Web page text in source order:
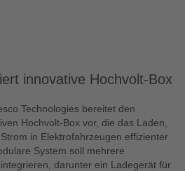
innovative Hochvolt-Box
Technologies bereitet den
Hochvolt-Box vor, die das Laden,
in Elektrofahrzeugen effizienter
System soll mehrere
darunter ein Ladegerät für